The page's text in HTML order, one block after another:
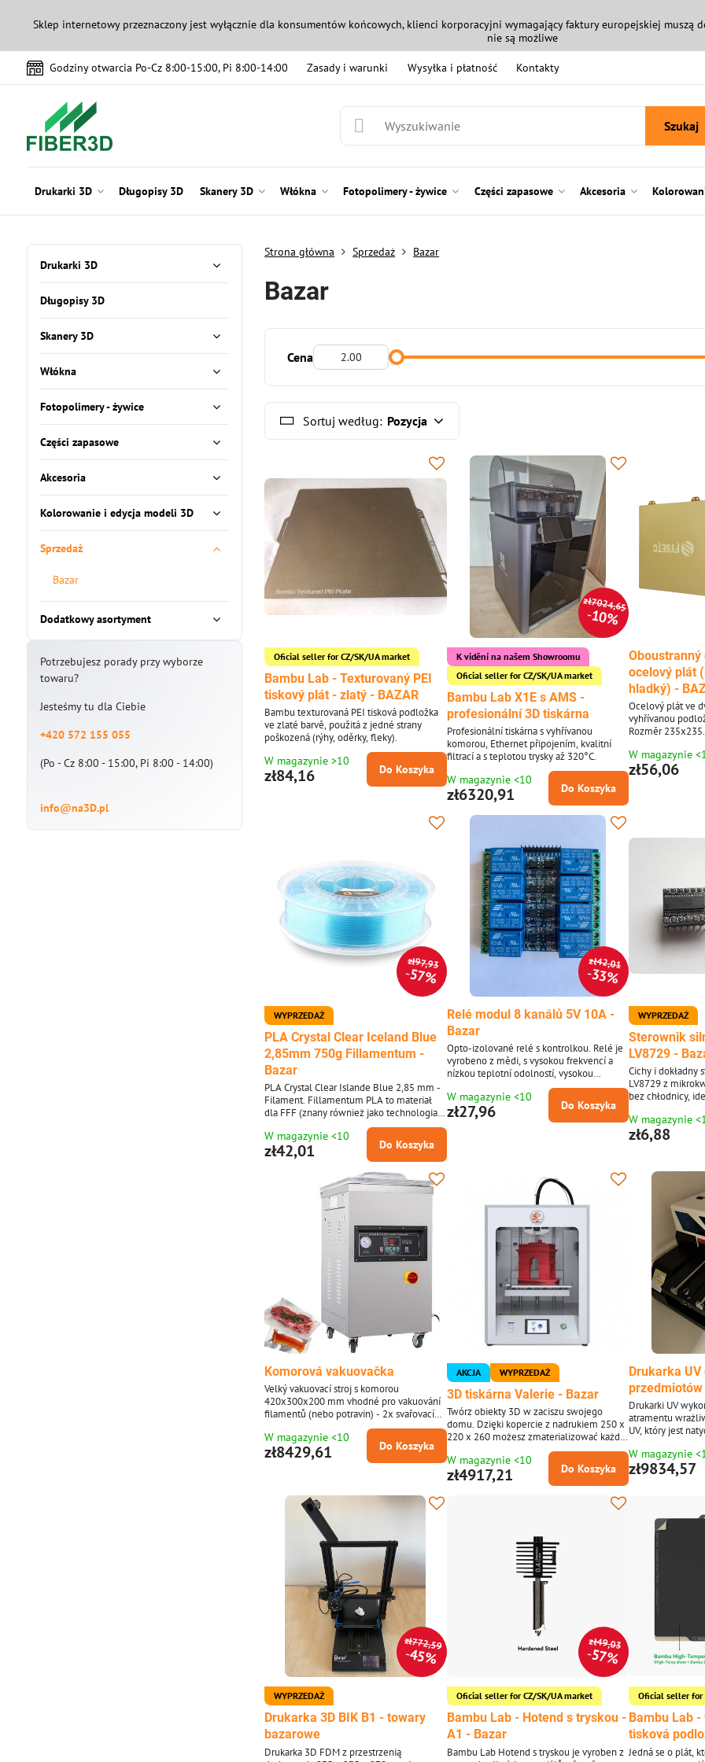
Sklep internetowy przeznaczony jest wyłącznie dla konsumentów końcowych, klienci korporacyjni wymagający faktury europejskiej muszą
nie są możliwe
Godziny otwarcia Po-Cz 8:00-15:00, Pi 8:00-14:00 Zasady i warunki Wysyłka i płatność Kontakty
Szukaj
Drukarki 3D Długopisy 3D Skanery 3D Włókna Fotopolimery - żywice Części zapasowe Akcesoria
Strona główna Sprzedaż Bazar
Bazar
Sortuj według: Pozycja
Oficial seller for CZ/SK/UA market
Bambu Lab - Texturovaný PEI
tiskový plát - zlatý - BAZAR
Bambu texturovaná PEI tisková podložka
ve zlaté barvě, použitá z jedné strany
poškozená (rýhy, oděrky, fleky).
W magazynie >10
zł84,16 Do Koszyka
zł7024,65
10%
K vidění na našem Showroomu
Oficial seller for CZ/SK/UA market
Bambu Lab X1E s AMS -
profesionální 3D tiskárna
Profesionální tiskárna s vyhřívanou
komorou, Ethernet připojením, kvalitní
filtrací a s teplotou trysky až 320°C.
W magazynie <10
zł6320,91 Do Koszyka
Oboustranný
ocelový plát
hladký) -
Ocelový plát ve
vyhřívanou
Rozměr 235x235.
W magazynie
zł56,06
zł97,93
57%
WYPRZEDAŻ
PLA Crystal Clear Iceland Blue
2,85mm 750g Fillamentum -
Bazar
PLA Crystal Clear Islande Blue 2,85 mm -
Filament. Fillamentum PLA to materiał
dla FFF (znany również jako technologia
drukowania 3D FDM) wykonana w
Czechach. Jest to przepakowana cewka,
która ma całkowitą wagę z filamentem
W magazynie <10
zł42,01 Do Koszyka
zł42,01
33%
Relé modul 8 kanálů 5V 10A -
Bazar
Opto-izolované relé s kontrolkou. Relé je
vyrobeno z mědi, s vysokou frekvencí a
nízkou teplotní odolností, vysokou
stabilitou a rychlým vedením tepla.
Obvodová deska má chytrý design
připojení.
W magazynie <10
zł27,96 Do Koszyka
WYPRZEDAŻ
Sterownik
LV8729 -
Cichy i dokładny
LV8729 z
bez chłodnicy,
W magazynie
zł6,88
Komorová vakuovačka
Velký vakuovací stroj s komorou
420x300x200 mm vhodné pro vakuování
filamentů (nebo potravin) - 2x svařovací
lišta, výkonná pumpa pro odsání vzduchu.
W magazynie <10
zł8429,61 Do Koszyka
AKCJA WYPRZEDAŻ
3D tiskárna Valerie - Bazar
Twórz obiekty 3D w zaciszu swojego
domu. Dzięki kopercie z nadrukiem 250 x
220 x 260 możesz zmaterializować każdy
swój pomysł. Główne zalety: wysokiej
jakości mata grzewcza (nagrzewa się do
110°C w ciągu 1 minuty), automatyczne
wyłączanie, kontynuacja drukowania po
ekran dotykowy LCD 3,5".
W magazynie <10
zł4917,21 Do Koszyka
Drukarka
przedmiotów
Drukarki UV
atramentu
UV, który jest
przez lampy
można drukować
kartonach, a
Podłoże może
wrażliwych
polerowane
zastosowanie
W magazynie
zł9834,57
zł772,59
45%
WYPRZEDAŻ
Drukarka 3D BIK B1 - towary
bazarowe
Drukarka 3D FDM z przestrzenią
zł49,03
57%
Oficial seller for CZ/SK/UA market
Bambu Lab - Hotend s tryskou -
A1 - Bazar
Bambu Lab Hotend s tryskou je vyroben z
Oficial seller for
Bambu Lab
tisková
Jedná se o plát,
CenaOd:
Potrzebujesz porady przy wyborze
towaru?
Jesteśmy tu dla Ciebie
+420 572 155 055
(Po - Cz 8:00 - 15:00, Pi 8:00 - 14:00)
info@na3D.pl
Drukarki 3D
Długopisy 3D
Skanery 3D
Włókna
Fotopolimery - żywice
Części zapasowe
Akcesoria
Kolorowanie i edycja modeli 3D
Sprzedaż
Bazar
Dodatkowy asortyment